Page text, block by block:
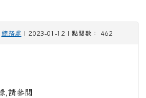
總務處 | 2023-01-12 | 點閱數： 462
,請參閱